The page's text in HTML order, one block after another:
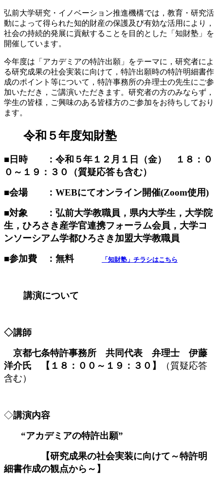
弘前大学研究・イノベーション推進機構では，教育・研究活
動によって得られた知的財産の保護及び有効な活用により，
社会の持続的発展に貢献することを目的とした「知財塾」を
開催しています。
今年度は「アカデミアの特許出願」をテーマに，研究者によ
る研究成果の社会実装に向けて，特許出願時の特許明細書作
成のポイント等について，特許事務所の弁理士の先生にご参
加いただき，ご講演いただきます。研究者の方のみならず，
学生の皆様，ご興味のある皆様方のご参加をお待ちしており
ます。
令和５年度知財塾
■ 日時 ：令和５年１２月１日（金） １８：０
０～１９：３０（質疑応答も含む）
■会場 ：WEBにてオンライン開催(Zoom使用)
■対象 ： 弘前大学教職員，県内大学生，大学院
生，ひろさき産学官連携フォーラム会員，大学コ
ンソーシアム学都ひろさき加盟大学教職員
■参加費 ：無料 「知財塾」チラシはこちら
講演について
◇講師
京都七条特許事務所 共同代表 弁理士 伊藤
洋介氏 【１８：００～１９：３０ 】
（質疑応答
含む）
◇講演内容
“アカデミアの特許出願”
【研究成果の社会実装に向けて ～特許明
細書作成の観点から～】